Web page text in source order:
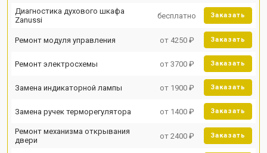
Диагностика духового шкафа
Zanussi
бесплатно Заказать
Ремонт модуля управления от 4250 ₽ Заказать
Ремонт электросхемы от 3700 ₽ Заказать
Замена индикаторной лампы от 1900 ₽ Заказать
Замена ручек терморегулятора от 1400 ₽ Заказать
Ремонт механизма открывания
двери
от 2400 ₽ Заказать